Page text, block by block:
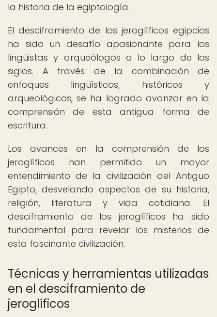
la historia de la egiptología.
El desciframiento de los jeroglíficos egipcios
ha sido un desafío apasionante para los
lingüistas y arqueólogos a lo largo de los
siglos. A través de la combinación de
enfoques lingüísticos, históricos y
arqueológicos, se ha logrado avanzar en la
comprensión de esta antigua forma de
escritura.
Los avances en la comprensión de los
jeroglíficos han permitido un mayor
entendimiento de la civilización del Antiguo
Egipto, desvelando aspectos de su historia,
religión, literatura y vida cotidiana. El
desciframiento de los jeroglíficos ha sido
fundamental para revelar los misterios de
esta fascinante civilización.
Técnicas y herramientas utilizadas
en el desciframiento de
jeroglíficos